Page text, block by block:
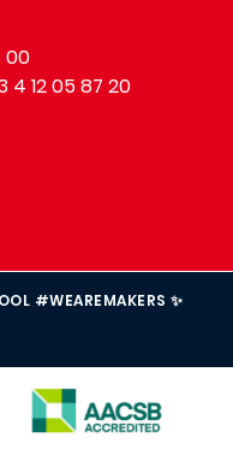
00
4 12 05 87 20
#WEAREMAKERS ✨